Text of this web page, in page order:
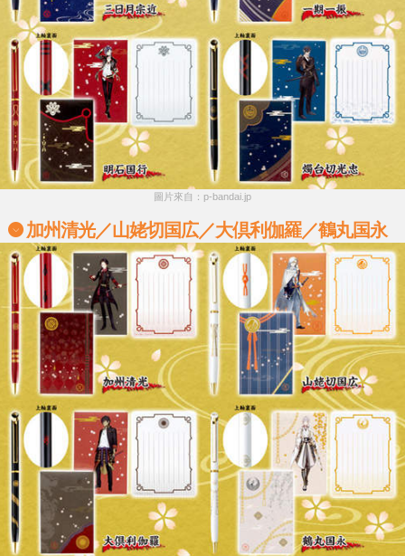
圖片來自：p-bandai.jp
加州清光／山姥切国広／大倶利伽羅／鶴丸国永